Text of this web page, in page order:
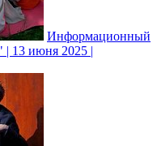
Информационный
| 13 июня 2025 |